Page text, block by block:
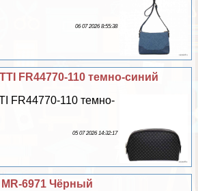
06 07 2026 8:55:38
FR44770-110 темно-синий
FR44770-110 темно-
05 07 2026 14:32:17
6971 Чёрный